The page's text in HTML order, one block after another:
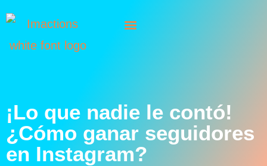
¡Lo que nadie le contó!
¿Cómo ganar seguidores
en Instagram?